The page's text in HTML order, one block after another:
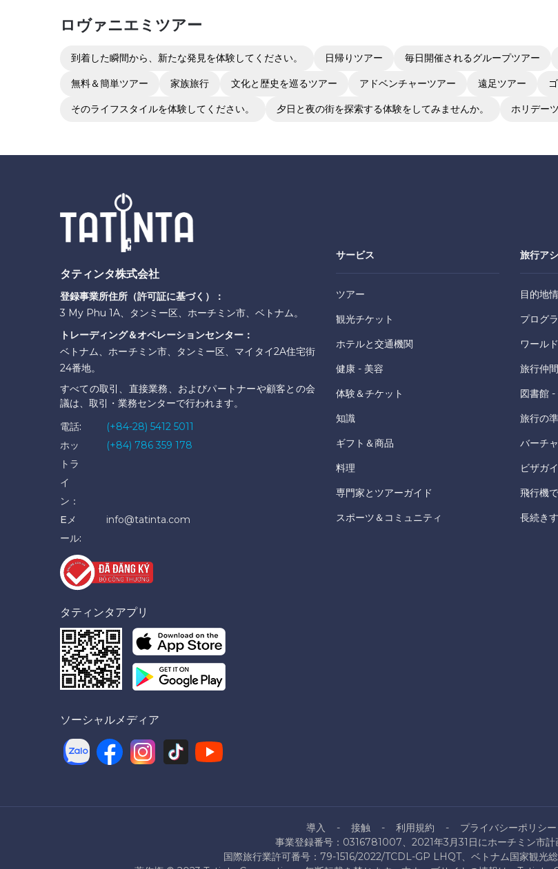
ロヴァニエミ ツアー
到着した瞬間から、新たな発見を体験してください。 日帰りツアー 毎日開催されるグループツアー
無料＆簡単ツアー 家族旅行 文化と歴史を巡るツアー アドベンチャーツアー 遠足ツアー
そのライフスタイルを体験してください。 夕日と夜の街を探索する体験をしてみませんか。 ホリデー
タティンタ株式会社
登録事業所住所（許可証に基づく）：
3 My Phu 1A、タンミー区、ホーチミン市、ベトナム。
トレーディング＆オペレーションセンター：
ベトナム、ホーチミン市、タンミー区、マイタイ2A住宅街
24番地。
すべての取引、直接業務、およびパートナーや顧客との会
議は、取引・業務センターで行われます。
電話:
(+84-28) 5412 5011
ホッ
トラ
イ
ン：
(+84) 786 359 178
Eメ
ール:
info@tatinta.com
タティンタアプリ
ソーシャルメディア
サービス
ツアー
観光チケット
ホテルと交通機関
健康 - 美容
体験＆チケット
知識
ギフト＆商品
料理
専門家とツアーガイド
スポーツ＆コミュニティ
旅行ア
目的地
プログ
ワール
旅行仲
図書館 -
旅行の
バーチ
ビザガ
飛行機
長続き
導入 接触 利用規約 プライバシーポリシー
事業登録番号：0316781007、2021年3月31日にホーチミン市計
国際旅行業許可番号：79-1516/2022/TCDL-GP LHQT、ベトナム国家観光